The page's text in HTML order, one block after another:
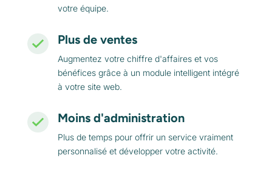
votre équipe.
Plus de ventes
Augmentez votre chiffre d'affaires et vos
bénéfices grâce à un module intelligent intégré
à votre site web.
Moins d'administration
Plus de temps pour offrir un service vraiment
personnalisé et développer votre activité.